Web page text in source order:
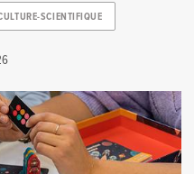
SCIENTIFIQUE